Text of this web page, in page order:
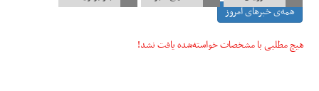
همه‌ی خبرهای امروز
هیچ مطلبی با مشخصات خواسته‌شده یافت نشد!